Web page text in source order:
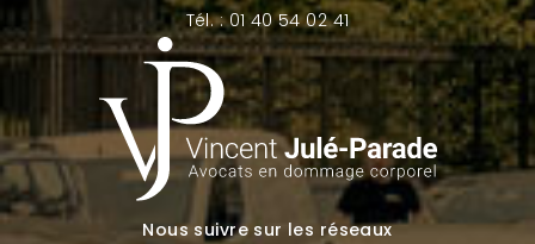
Tél. : 01 40 54 02 41
Nous suivre sur les réseaux